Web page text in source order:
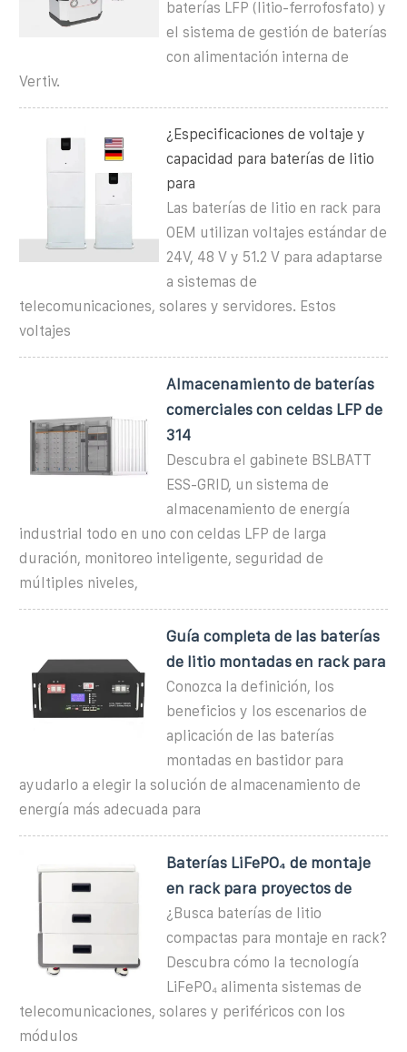
baterías LFP (litio-ferrofosfato) y
el sistema de gestión de baterías
con alimentación interna de
Vertiv.
¿Especificaciones de voltaje y
capacidad para baterías de litio
para
Las baterías de litio en rack para
OEM utilizan voltajes estándar de
24V, 48 V y 51.2 V para adaptarse
a sistemas de
telecomunicaciones, solares y servidores. Estos
voltajes
Almacenamiento de baterías
comerciales con celdas LFP de
314
Descubra el gabinete BSLBATT
ESS-GRID, un sistema de
almacenamiento de energía
industrial todo en uno con celdas LFP de larga
duración, monitoreo inteligente, seguridad de
múltiples niveles,
Guía completa de las baterías
de litio montadas en rack para
Conozca la definición, los
beneficios y los escenarios de
aplicación de las baterías
montadas en bastidor para
ayudarlo a elegir la solución de almacenamiento de
energía más adecuada para
Baterías LiFePO₄ de montaje
en rack para proyectos de
¿Busca baterías de litio
compactas para montaje en rack?
Descubra cómo la tecnología
LiFePO₄ alimenta sistemas de
telecomunicaciones, solares y periféricos con los
módulos